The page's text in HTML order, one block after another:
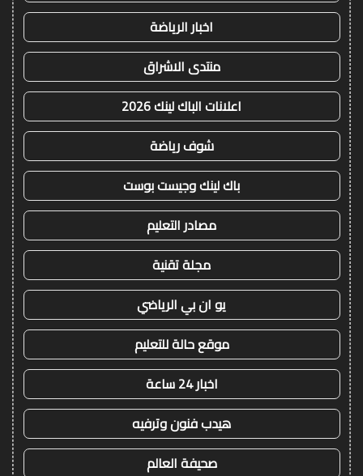
اخبار الرياضة
منتدى الاشراق
اعلانات الباك لينك 2026
شوف رياضة
باك لينك وجيست بوست
مصادر التعليم
مجلة تقنية
يو ان بي الرياضي
موقع حالة للتعليم
اخبار 24 ساعة
هيدب فنون وترفيه
صحيفة العالم